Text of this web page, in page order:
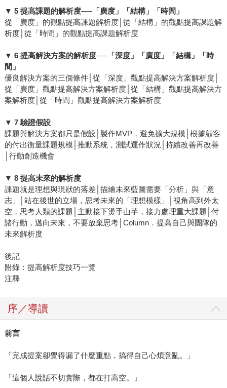
▼ 5 提高課題的解析度──「廣度」「結構」「時間」
從「廣度」的觀點提高課題解析度│從「結構」的觀點提高課題解
析度│從「時間」的觀點提高課題解析度
▼ 6 提高解決方案的解析度──「深度」「廣度」「結構」「時
間」
優良解決方案的三個條件│從「深度」觀點提高解決方案解析度│
從「廣度」觀點提高解決方案解析度│從「結構」觀點提高解決方
案解析度│從「時間」觀點提高解決方案解析度
▼ 7 驗證假設
課題與解決方案都只是假設│製作MVP，避免擴大規模│根據顧客
的付出衡量課題規模│推動系統，測試運作狀況│持續改善再改善
│行動創造機會
▼ 8 提高未來的解析度
課題就是理想與現狀的落差│描繪未來藍圖需要「分析」與「意
志」│站在後世的立場，思考未來的「理想模樣」│視角高到外太
空，思考人類的課題│主動接下燙手山芋，接力處理重大課題│付
諸行動，邁向未來，不要放棄思考│Column．提高自己與團隊的
未來解析度
後記
附錄：提高解析度技巧一覽
注釋
序／導讀
前言
「完成提案卻覺得漏了什麼重點，搞得自己心煩意亂。」
「這個人說話不切實際，都在打高空。」